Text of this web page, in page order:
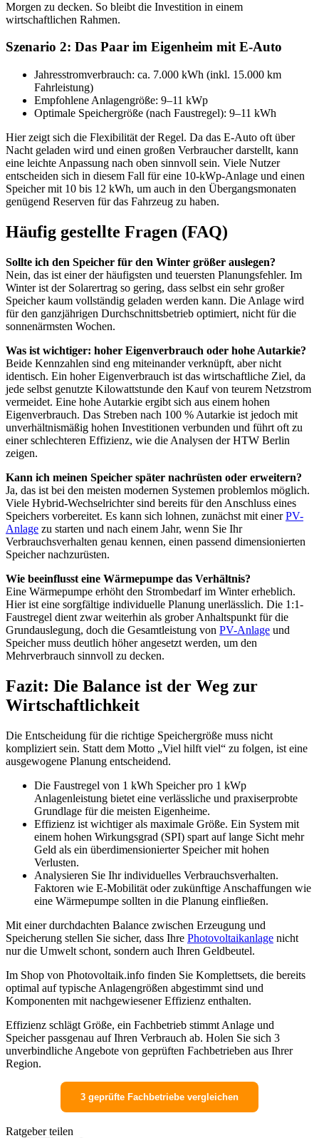
Morgen zu decken. So bleibt die Investition in einem
wirtschaftlichen Rahmen.
Szenario 2: Das Paar im Eigenheim mit E-Auto
Jahresstromverbrauch: ca. 7.000 kWh (inkl. 15.000 km
Fahrleistung)
Empfohlene Anlagengröße: 9–11 kWp
Optimale Speichergröße (nach Faustregel): 9–11 kWh
Hier zeigt sich die Flexibilität der Regel. Da das E-Auto oft über
Nacht geladen wird und einen großen Verbraucher darstellt, kann
eine leichte Anpassung nach oben sinnvoll sein. Viele Nutzer
entscheiden sich in diesem Fall für eine 10-kWp-Anlage und einen
Speicher mit 10 bis 12 kWh, um auch in den Übergangsmonaten
genügend Reserven für das Fahrzeug zu haben.
Häufig gestellte Fragen (FAQ)
Sollte ich den Speicher für den Winter größer auslegen?
Nein, das ist einer der häufigsten und teuersten Planungsfehler. Im
Winter ist der Solarertrag so gering, dass selbst ein sehr großer
Speicher kaum vollständig geladen werden kann. Die Anlage wird
für den ganzjährigen Durchschnittsbetrieb optimiert, nicht für die
sonnenärmsten Wochen.
Was ist wichtiger: hoher Eigenverbrauch oder hohe Autarkie?
Beide Kennzahlen sind eng miteinander verknüpft, aber nicht
identisch. Ein hoher Eigenverbrauch ist das wirtschaftliche Ziel, da
jede selbst genutzte Kilowattstunde den Kauf von teurem Netzstrom
vermeidet. Eine hohe Autarkie ergibt sich aus einem hohen
Eigenverbrauch. Das Streben nach 100 % Autarkie ist jedoch mit
unverhältnismäßig hohen Investitionen verbunden und führt oft zu
einer schlechteren Effizienz, wie die Analysen der HTW Berlin
zeigen.
Kann ich meinen Speicher später nachrüsten oder erweitern?
Ja, das ist bei den meisten modernen Systemen problemlos möglich.
Viele Hybrid-Wechselrichter sind bereits für den Anschluss eines
Speichers vorbereitet. Es kann sich lohnen, zunächst mit einerPV-
Anlage zu starten und nach einem Jahr, wenn Sie Ihr
Verbrauchsverhalten genau kennen, einen passend dimensionierten
Speicher nachzurüsten.
Wie beeinflusst eine Wärmepumpe das Verhältnis?
Eine Wärmepumpe erhöht den Strombedarf im Winter erheblich.
Hier ist eine sorgfältige individuelle Planung unerlässlich. Die 1:1-
Faustregel dient zwar weiterhin als grober Anhaltspunkt für die
Grundauslegung, doch die Gesamtleistung von PV-Anlage und
Speicher muss deutlich höher angesetzt werden, um den
Mehrverbrauch sinnvoll zu decken.
Fazit: Die Balance ist der Weg zur
Wirtschaftlichkeit
Die Entscheidung für die richtige Speichergröße muss nicht
kompliziert sein. Statt dem Motto „Viel hilft viel“ zu folgen, ist eine
ausgewogene Planung entscheidend.
Die Faustregel von 1 kWh Speicher pro 1 kWp
Anlagenleistung bietet eine verlässliche und praxiserprobte
Grundlage für die meisten Eigenheime.
Effizienz ist wichtiger als maximale Größe. Ein System mit
einem hohen Wirkungsgrad (SPI) spart auf lange Sicht mehr
Geld als ein überdimensionierter Speicher mit hohen
Verlusten.
Analysieren Sie Ihr individuelles Verbrauchsverhalten.
Faktoren wie E-Mobilität oder zukünftige Anschaffungen wie
eine Wärmepumpe sollten in die Planung einfließen.
Mit einer durchdachten Balance zwischen Erzeugung und
Speicherung stellen Sie sicher, dass Ihre Photovoltaikanlage nicht
nur die Umwelt schont, sondern auch Ihren Geldbeutel.
Im Shop von Photovoltaik.info finden Sie Komplettsets, die bereits
optimal auf typische Anlagengrößen abgestimmt sind und
Komponenten mit nachgewiesener Effizienz enthalten.
Effizienz schlägt Größe, ein Fachbetrieb stimmt Anlage und
Speicher passgenau auf Ihren Verbrauch ab. Holen Sie sich 3
unverbindliche Angebote von geprüften Fachbetrieben aus Ihrer
Region.
3 geprüfte Fachbetriebe vergleichen
Ratgeber teilen